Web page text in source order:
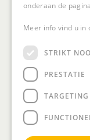
onderaan de
Meer info vind u in
STRIKT
PRESTATIE
TARGETING